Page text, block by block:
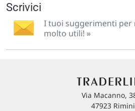
Scrivici
I tuoi suggerimenti per
molto utili! »
Via Macanno,
47923 Rimini